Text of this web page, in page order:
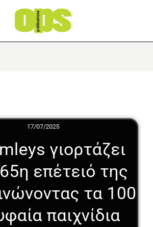
17/07/2025
γιορτάζει
επέτειό της
τα 100
παιχνίδια